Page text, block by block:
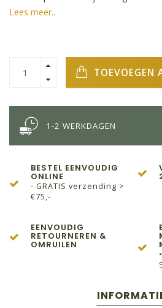
Lees meer..
TOEVOEGEN
1-2 WERKDAGEN
BESTEL EENVOUDIG
ONLINE
- GRATIS verzending >
€75,-
EENVOUDIG
RETOURNEREN &
OMRUILEN